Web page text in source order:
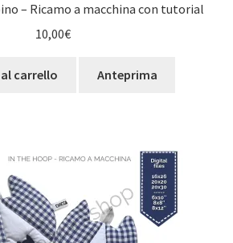
– Ricamo a macchina con tutorial
10,00€
carrello Anteprima